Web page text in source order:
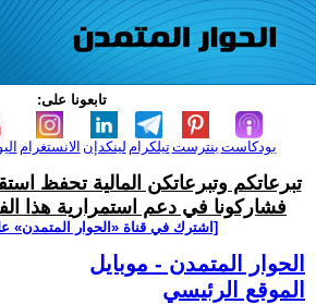
تابعونا على:
الانستغرام لينكدإن تيلكرامبنترست بودكاست
تبرعاتكم وتبرعاتكن المالية تحفظ
فشاركونا في دعم استمرارية هذا
[اشترك في قناة ‫«الحوار المتمدن»
الحوار المتمدن - موبايل
الموقع الرئيسي